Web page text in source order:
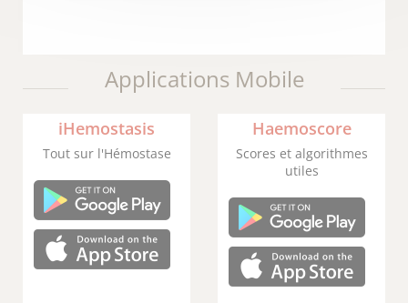
Applications Mobile
iHemostasis
Tout sur l'Hémostase
Haemoscore
Scores et algorithmes
utiles